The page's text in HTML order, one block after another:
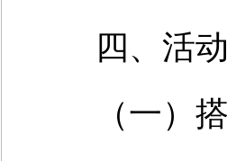
四、活
（一）